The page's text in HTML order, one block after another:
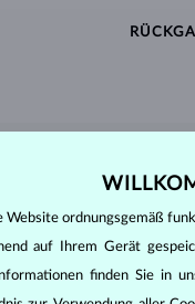
zunächst die
wesentlichen Einfluss
seinen strahlenden
Website ordnungsgemäß
auf Ihrem Gerät
finden Sie in